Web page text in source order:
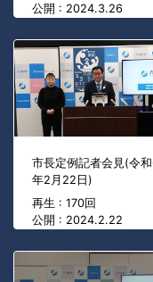
公開 : 2024.3.26
市長定例記者会見(令
年2月22日)
再生 : 170回
公開 : 2024.2.22